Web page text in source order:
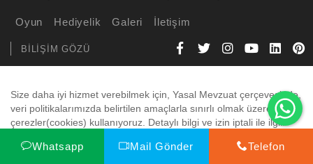
Oyun Hediyelik Galeri İletişim
BİLİŞİM GÖZÜ
Size daha iyi hizmet verebilmek için, Yasal Mevzuat çerçevesinde,
veri politikalarımızda belirtilen amaçlarla sınırlı olmak üzere
çerezler(cookies) kullanıyoruz. Detaylı bilgi ve izin iptali ile ilgili
Kabul Et
Whatsapp Mail Gönder Telefon